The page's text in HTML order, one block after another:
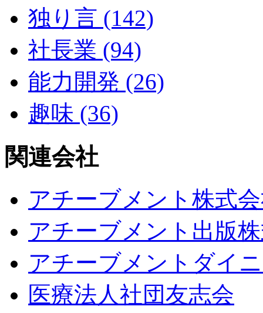
独り言 (142)
社長業 (94)
能力開発 (26)
趣味 (36)
関連会社
アチーブメント株式
アチーブメント出版
アチーブメントダイ
医療法人社団友志会